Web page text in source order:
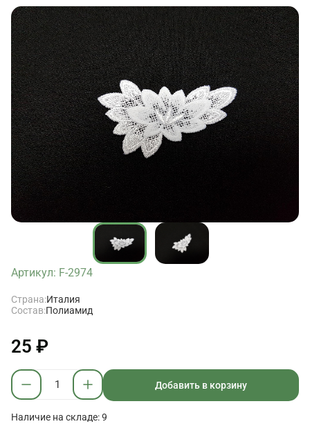
Артикул: F-2974
Страна:Италия
Состав:Полиамид
25 ₽
Добавить в корзину
Наличие на складе: 9